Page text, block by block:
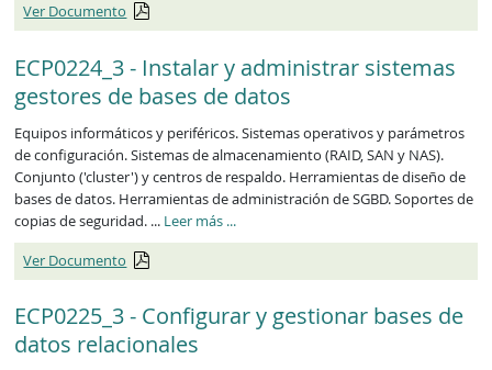
Ver Documento
ECP0224_3 - Instalar y administrar sistemas
gestores de bases de datos
Equipos informáticos y periféricos. Sistemas operativos y parámetros
de configuración. Sistemas de almacenamiento (RAID, SAN y NAS).
Conjunto ('cluster') y centros de respaldo. Herramientas de diseño de
bases de datos. Herramientas de administración de SGBD. Soportes de
copias de seguridad. ... Leer más ECP0224_3
...
Ver Documento
ECP0225_3 - Configurar y gestionar bases de
datos relacionales